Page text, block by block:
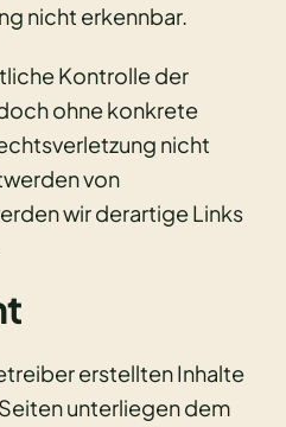
nicht erkennbar.
Kontrolle der
ohne konkrete
nicht
von
wir derartige Links
erstellten Inhalte
unterliegen dem